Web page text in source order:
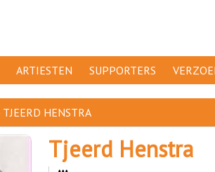
ARTIESTEN SUPPORTERS
SUPPORTERSACTIES
AANMELDEN
HENSTRA
Tjeerd Henstra